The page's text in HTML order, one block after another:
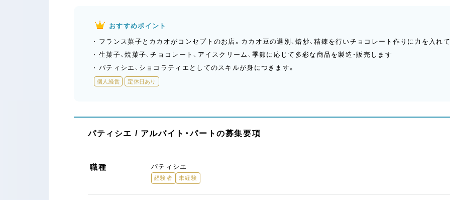
おすすめポイント
フランス菓子とカカオがコンセプトのお店。カカオ豆の選別、焙炒、精錬を行いチョコレート作りに力を入れ
生菓子、焼菓子、チョコレート、アイスクリーム、季節に応じて多彩な商品を製造・販売します
パティシエ、ショコラティエとしてのスキルが身につきます。
個人経営 定休日あり
パティシエ / アルバイト・パートの募集要項
職種 パティシエ
経験者 未経験